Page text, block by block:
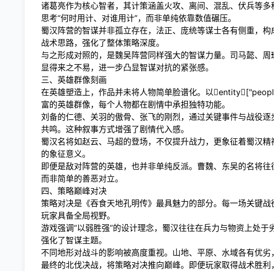
诸葛亮作为核心智者，其计策涵盖火攻、离间、混乱、伏兵等
思考“何时用计、对谁用计”，而非单纯依靠数值碾压。
蜀汉阵营的智谋并非孤立存在，法正、庞统等谋士各有侧重，
战术思路，强化了整体策略深度。
与之形成对照的，是魏吴阵营同样强大的智谋力量。司马懿、
显得来之不易，进一步凸显智谋对抗的紧张感。
三、英雄群像刻画
在英雄塑造上，作品并未将人物简单脸谱化。以
富的英雄群像，每个人物都在剧情中承担独特功能。
刘备的仁德、关羽的傲骨、张飞的刚烈，通过关键事件与战役
共鸣。这种叙事方式增强了剧情代入感。
蜀汉名将如赵云、马超的登场，不仅提升战力，更象征着蜀汉
的象征意义。
即便是敌对阵营的英雄，也并非单纯反派。曹魏、东吴的名将
而非简单的善恶对立。
四、策略巅峰对决
策略对决是《吞食天地孔明传》最具魅力的部分。每一场关键
玩家具备全局视野。
游戏强调“以弱胜强”的设计理念，蜀汉往往在兵力与物资上处
强化了智谋主题。
不同地形对战斗的影响被高度重视。山地、平原、水域各有优
最终的北伐决战，将策略对决推向巅峰。即便玩家取得战术胜